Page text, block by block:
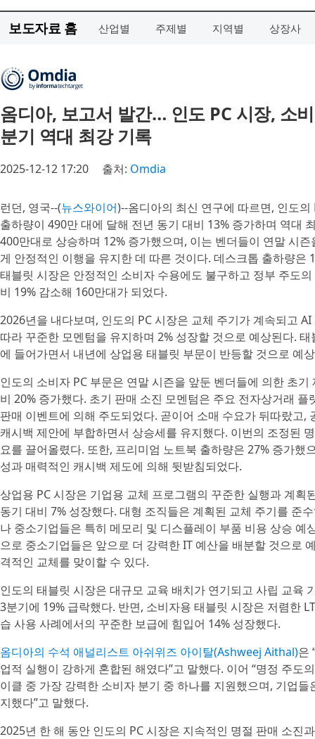
보도자료 홈 산업별 주제별 지역별 상장사
옴디아, 보고서 발간… 인도 PC 시장, 소
분기 역대 최강 기록
2025-12-12 17:20 출처: Omdia
런던, 영국--(뉴스와이어)--옴디아의 최신 연구에 따르면, 인도
출하량이 490만 대에 달해 전년 동기 대비 13% 증가하며 역대
400만대로 상승하며 12% 증가했으며, 이는 벤더들이 연말 시
게 안정적인 이행을 유지한 데 따른 것이다. 데스크톱 출하량은
태블릿 시장은 안정적인 소비자 수용에도 불구하고 정부 주도
비 19% 감소해 160만대가 되었다.
2026년을 내다보며, 인도의 PC 시장은 교체 주기가 계속되고
따라 꾸준한 모멘텀을 유지하며 2% 성장할 것으로 예상된다.
에 들어가면서 내년에 상업용 태블릿 부문이 반등할 것으로 예
인도의 소비자 PC 부문은 연말 시즌을 앞둔 벤더들에 의한 초
비 20% 증가했다. 초기 판매 소진 모멘텀은 주요 전자상거래
판매 이벤트에 의해 주도되었다. 곧이어 소매 수요가 뒤따랐고,
캐시백 제안에 부합하면서 상승세를 유지했다. 이번의 조정된
요를 끌어올렸다. 또한, 프리미엄 노트북 출하량은 27% 증가했
성과 매력적인 캐시백 제도에 의해 뒷받침되었다.
상업용 PC 시장은 기업용 교체 프로그램의 꾸준한 실행과 계
동기 대비 7% 성장했다. 대형 조직들은 계획된 교체 주기를 준
나 중소기업들은 특히 메모리 및 디스플레이 부품 비용 상승 예
으로 중소기업들은 앞으로 더 강력한 IT 예산을 배분할 것으로
격적인 교체를 맞이할 수 있다.
인도의 태블릿 시장은 대규모 교육 배치가 연기되고 사립 교육
3분기에 19% 급락했다. 반면, 소비자용 태블릿 시장은 저렴한
습 사용 사례에서의 꾸준한 보급에 힘입어 14% 성장했다.
옴디아의 수석 애널리스트 아쉬위즈 아이탈(Ashweej Aithal)은
업적 실행이 강하게 혼합된 해였다”고 말했다. 이어 “명정 주도
이클 중 가장 강력한 소비자 분기 중 하나를 지원했으며, 기업
지했다”고 말했다.
2025년 한 해 동안 인도의 PC 시장은 지속적인 명절 판매 소진